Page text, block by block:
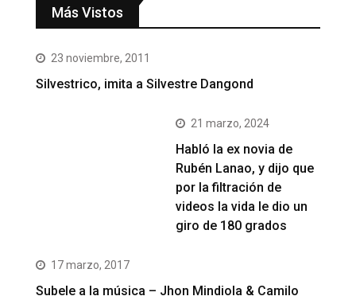
Más Vistos
23 noviembre, 2011
Silvestrico, imita a Silvestre Dangond
21 marzo, 2024
Habló la ex novia de
Rubén Lanao, y dijo que
por la filtración de
videos la vida le dio un
giro de 180 grados
17 marzo, 2017
Subele a la música – Jhon Mindiola & Camilo